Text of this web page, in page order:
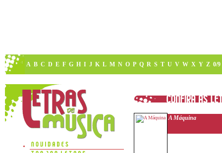
A B C D E F G H I J K L M N O P Q R S T U V W X Y Z 0/9
A Máquina